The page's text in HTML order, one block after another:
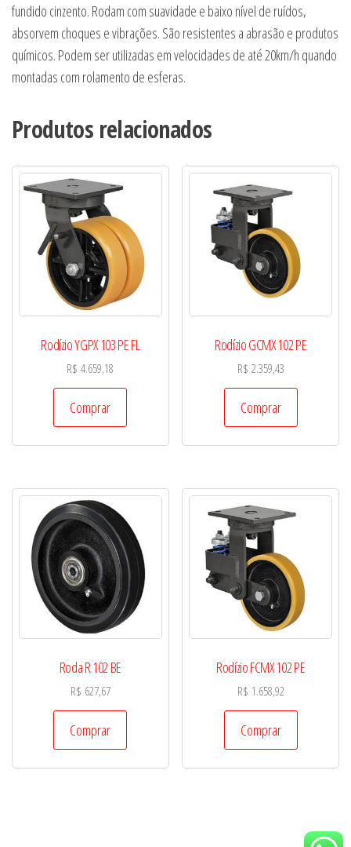
fundido cinzento. Rodam com suavidade e baixo nível de ruídos,
absorvem choques e vibrações. São resistentes a abrasão e produtos
químicos. Podem ser utilizadas em velocidades de até 20km/h quando
montadas com rolamento de esferas.
Produtos relacionados
Rodízio YGPX 103 PE FL
R$ 4.659,18
Comprar
Rodízio GCMX 102 PE
R$ 2.359,43
Comprar
Roda R 102 BE
R$ 627,67
Comprar
Rodízio FCMX 102 PE
R$ 1.658,92
Comprar